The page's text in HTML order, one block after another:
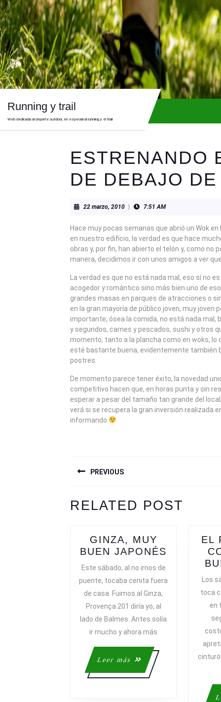
Skip
to
content
Running y trail
Web dedicada al deporte outdoor, en especial al running y el trail
ESTRENANDO
DE DEBAJO
22 marzo, 201022
7:51 AM
Hace muy pocas semanas que abrió un Wok
en nuestro edificio, la verdad es que hace
obras y, por fin, han abierto el telón y, como no
manera, decidimos ir con unos amigos a ver
La verdad es que no está nada mal, eso sí no
acogedor y romántico sino más bien uno de
grandes masas en parques de atracciones o
en la gran mayoría de público joven, muy joven
importante, ósea la comida, no está nada mal,
y segundos, carnes y pescados, sushi y otros
momento, tanto a la plancha como en woks, lo
esté bastante buena, evidentemente también
postres.
De momento parece tener éxito, la novedad
competitivo hacen que, en horas punta y sin
esperar a pesar del tamaño tan grande del
verá si se recupera la gran inversión realizada
informando
DE
ENTRADAS
PREVIOUS
post:
RELATED POST
GINZA, MUY
BUEN JAPONÉS
JAPONÉS
Este sábado, al no irnos de
puente, tocaba cenita fuera
de casa. Fuimos al Ginza,
Provença 201 diría yo, al
lado de Balmes. Antes solía
ir mucho y ahora más
Leer más
Leer
más
EL
Los
toca
en